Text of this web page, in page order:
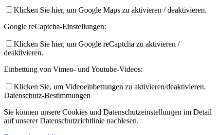
Klicken Sie hier, um Google Maps zu aktivieren / deaktivieren.
Google reCaptcha-Einstellungen:
Klicken Sie hier, um Google reCaptcha zu aktivieren /
deaktivieren.
Einbettung von Vimeo- und Youtube-Videos:
Klicken Sie, um Videoeinbettungen zu aktivieren/deaktivieren.
Datenschutz-Bestimmungen
Sie können unsere Cookies und Datenschutzeinstellungen im Detail
auf unserer Datenschutzrichtlinie nachlesen.